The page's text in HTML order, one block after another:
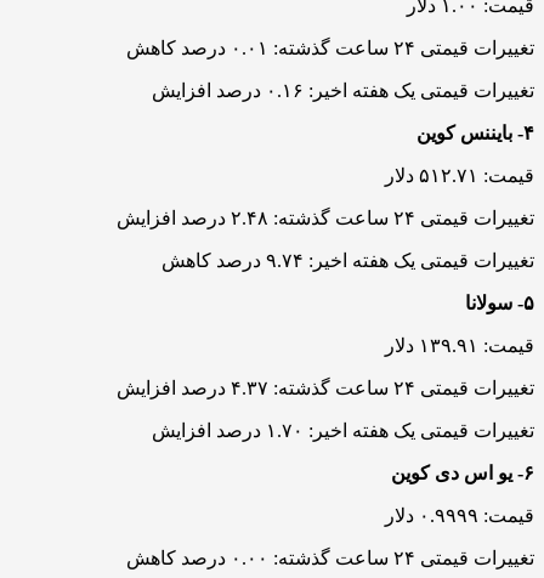
قیمت: ۱.۰۰ دلار
تغییرات قیمتی ۲۴ ساعت گذشته: ۰.۰۱ درصد کاهش
تغییرات قیمتی یک هفته اخیر: ۰.۱۶ درصد افزایش
۴- بایننس کوین
قیمت: ۵۱۲.۷۱ دلار
تغییرات قیمتی ۲۴ ساعت گذشته: ۲.۴۸ درصد افزایش
تغییرات قیمتی یک هفته اخیر: ۹.۷۴ درصد کاهش
۵- سولانا
قیمت: ۱۳۹.۹۱ دلار
تغییرات قیمتی ۲۴ ساعت گذشته: ۴.۳۷ درصد افزایش
تغییرات قیمتی یک هفته اخیر: ۱.۷۰ درصد افزایش
۶- یو اس دی کوین
قیمت: ۰.۹۹۹۹ دلار
تغییرات قیمتی ۲۴ ساعت گذشته: ۰.۰۰ درصد کاهش